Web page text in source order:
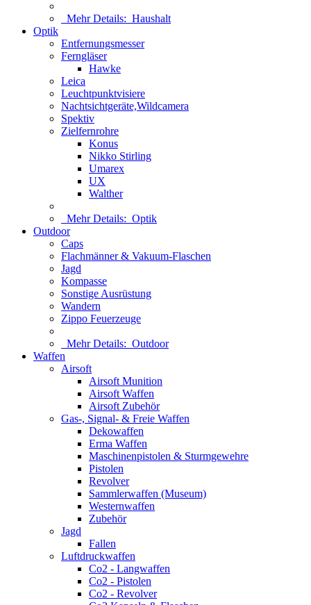
Mehr Details: Haushalt
Optik
Entfernungsmesser
Ferngläser
Hawke
Leica
Leuchtpunktvisiere
Nachtsichtgeräte,Wildcamera
Spektiv
Zielfernrohre
Konus
Nikko Stirling
Umarex
UX
Walther
Mehr Details: Optik
Outdoor
Caps
Flachmänner & Vakuum-Flaschen
Jagd
Kompasse
Sonstige Ausrüstung
Wandern
Zippo Feuerzeuge
Mehr Details: Outdoor
Waffen
Airsoft
Airsoft Munition
Airsoft Waffen
Airsoft Zubehör
Gas-, Signal- & Freie Waffen
Dekowaffen
Erma Waffen
Maschinenpistolen & Sturmgewehre
Pistolen
Revolver
Sammlerwaffen (Museum)
Westernwaffen
Zubehör
Jagd
Fallen
Luftdruckwaffen
Co2 - Langwaffen
Co2 - Pistolen
Co2 - Revolver